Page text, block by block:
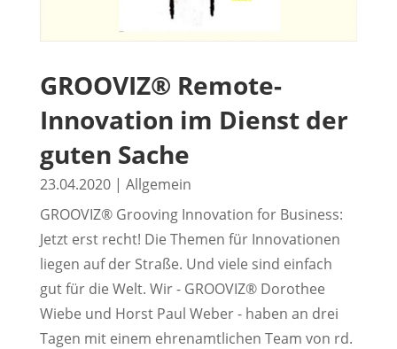
GROOVIZ® Remote-
Innovation im Dienst der
guten Sache
23.04.2020| Allgemein
GROOVIZ® Grooving Innovation for Business:
Jetzt erst recht! Die Themen für Innovationen
liegen auf der Straße. Und viele sind einfach
gut für die Welt. Wir - GROOVIZ® Dorothee
Wiebe und Horst Paul Weber - haben an drei
Tagen mit einem ehrenamtlichen Team von rd.